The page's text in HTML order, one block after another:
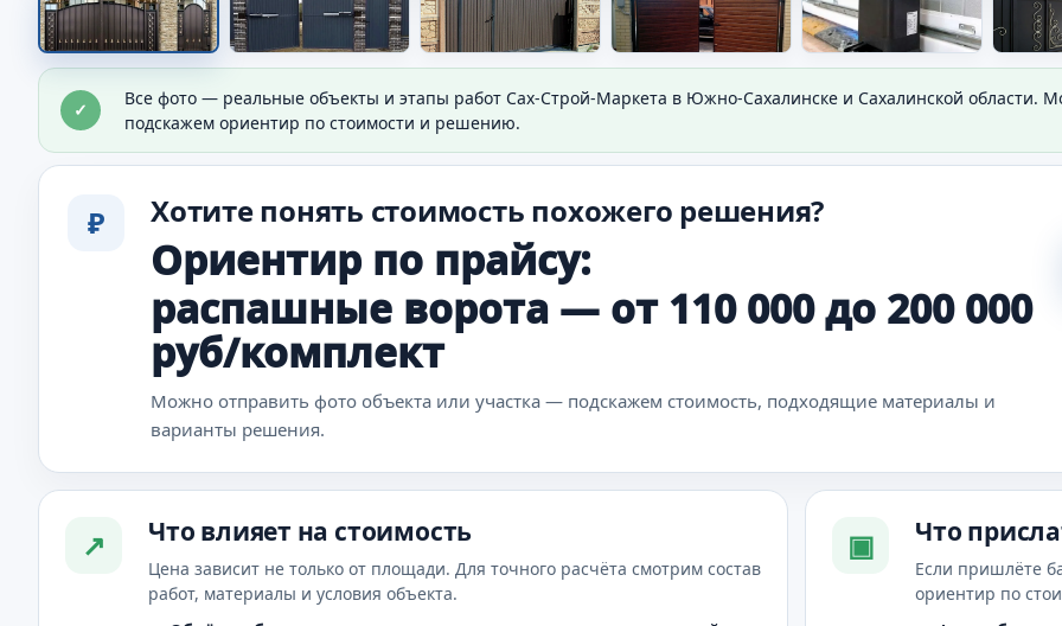
Ворота на участке
Показан общий вид въезда на участок.
✓
Все фото — реальные объекты и этапы работ Сах-Строй-Маркета в Южно-Сахалинске и Сахалинской
подскажем ориентир по стоимости и решению.
₽ Хотите понять стоимость похожего решения?
Ориентир по прайсу:
распашные ворота — от 110 000 до 200 000
руб/комплект
Можно отправить фото объекта или участка — подскажем стоимость, подходящие материалы и
варианты решения.
↗ Что влияет на стоимость
Цена зависит не только от площади. Для точного расчёта смотрим состав
работ, материалы и условия объекта.
▣ Что
Если пришлёте
ориентир по